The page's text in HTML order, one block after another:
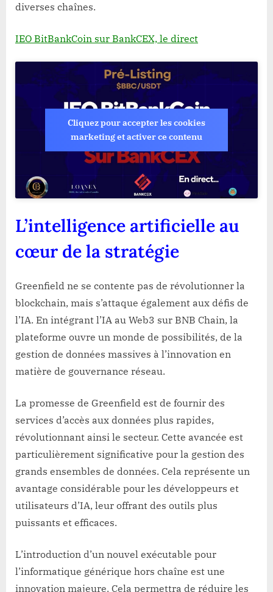
diverses chaînes.
IEO BitBankCoin sur BankCEX, le direct
Cliquez pour accepter les cookies
marketing et activer ce contenu
L’intelligence artificielle au
cœur de la stratégie
Greenfield ne se contente pas de révolutionner la
blockchain, mais s’attaque également aux défis de
l’IA. En intégrant l’IA au Web3 sur BNB Chain, la
plateforme ouvre un monde de possibilités, de la
gestion de données massives à l’innovation en
matière de gouvernance réseau.
La promesse de Greenfield est de fournir des
services d’accès aux données plus rapides,
révolutionnant ainsi le secteur. Cette avancée est
particulièrement significative pour la gestion des
grands ensembles de données. Cela représente un
avantage considérable pour les développeurs et
utilisateurs d’IA, leur offrant des outils plus
puissants et efficaces.
L’introduction d’un nouvel exécutable pour
l’informatique générique hors chaîne est une
innovation majeure. Cela permettra de réduire les